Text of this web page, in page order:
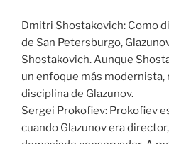
Dmitri Shostakovich: Como
de San Petersburgo,
Shostakovich. Aunque
un enfoque más modernista,
disciplina de Glazunov.
Sergei Prokofiev: Prokofiev
cuando Glazunov era